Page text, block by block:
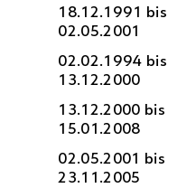
18.12.1991 bis
02.05.2001
02.02.1994 bis
13.12.2000
13.12.2000 bis
15.01.2008
02.05.2001 bis
23.11.2005